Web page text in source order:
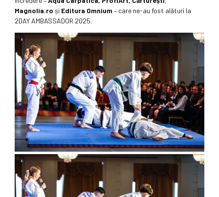
Magnolia.ro și Editura Omnium – care ne-au fost alături la
2DAY AMBASSADOR 2025.